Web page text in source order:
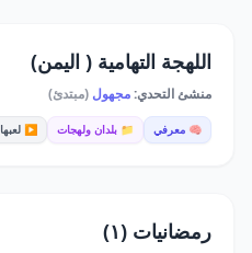
اللهجة التهامية ( اليمن)
منشئ التحدي:مجهول (مبتدئ)
🧠 معرفي 📁 بلدان ولهجات ▶️ لعبها 919
رمضانيات (١)